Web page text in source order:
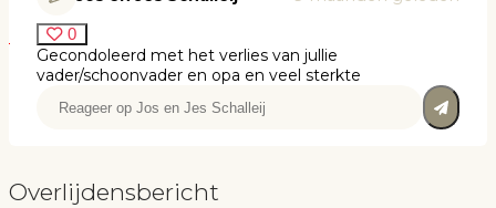
0
Gecondoleerd met het verlies van jullie
vader/schoonvader en opa en veel sterkte
Overlijdensbericht